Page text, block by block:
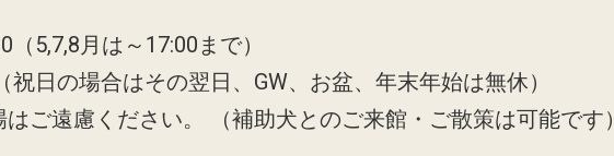
5,7,8月は～17:00まで）
日の場合はその翌日、GW、お盆、年末年始は無休）
ご遠慮ください。
（補助犬とのご来館・ご散策は可能です）